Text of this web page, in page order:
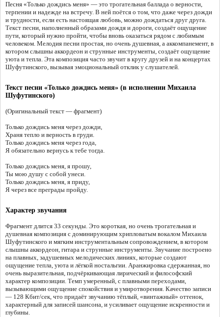
Песня «Только дождись меня» — это трогательная баллада о верности,
терпении и надежде на встречу. В ней поётся о том, что даже через дожди
и трудности, если есть настоящая любовь, можно дождаться друг друга.
Текст песни, наполненный образами дождя и дороги, создаёт ощущение
пути, который нужно пройти, чтобы вновь оказаться рядом с любимым
человеком. Мелодия песни простая, но очень душевная, а аккомпанемент, в
котором слышны аккордеон и струнные инструменты, создаёт ощущение
уюта и тепла. Эта композиция часто звучит в кругу друзей и на концертах
Шуфутинского, вызывая эмоциональный отклик у слушателей.
Текст песни «Только дождись меня» (в исполнении Михаила
Шуфутинского)
(Оригинальный текст — фрагмент)
Только дождись меня через дожди,
Храня тепло и верность в груди.
Только дождись меня через года,
Я обязательно вернусь к тебе тогда.
Только дождись меня, я прошу,
Ты мою душу с собой унеси.
Только дождись меня, я приду,
Я через все преграды пройду.
Характер звучания
Фрагмент длится 33 секунды. Это короткая, но очень трогательная и
душевная композиция с доминирующим хрипловатым вокалом Михаила
Шуфутинского и мягким инструментальным сопровождением, в котором
слышны аккордеон, гитара и струнные инструменты. Звучание построено
на плавных, задушевных мелодических линиях, которые создают
ощущение тепла, уюта и лёгкой ностальгии. Аранжировка сдержанная, но
очень выразительная, подчёркивающая лирический и философский
характер композиции. Темп умеренный, с плавными переходами,
вызывающими ощущение спокойствия и умиротворения. Качество записи
— 128 Кбит/сек, что придаёт звучанию тёплый, «винтажный» оттенок,
характерный для записей шансона, и усиливает ощущение искренности и
глубины.